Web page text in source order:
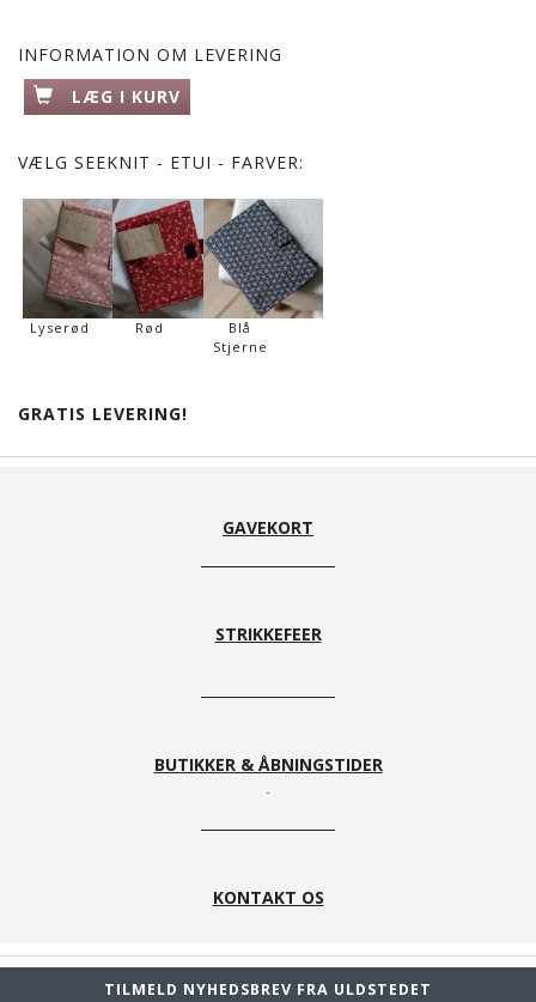
INFORMATION OM LEVERING
LÆG I KURV
VÆLG SEEKNIT - ETUI - FARVER:
Lyserød Rød
Blå
Stjerne
GRATIS LEVERING!
GAVEKORT
STRIKKEFEER
BUTIKKER & ÅBNINGSTIDER
KONTAKT OS
TILMELD NYHEDSBREV FRA ULDSTEDET